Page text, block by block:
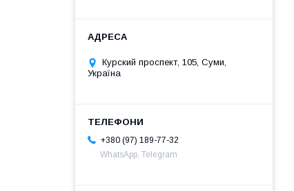
Курский проспект, 105, Суми,
Україна
+380 (97) 189-77-32
WhatsApp, Telegram